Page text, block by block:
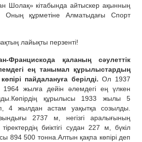
Шолақ» кітабында айтыскер ақынның
Оның құрметіне Алматыдағы Спорт
лайықты перзенті!
қаланың сәулеттік
ең танымал құрылыстардың
пайдалануға берілді. Ол 1937
жылға дейін әлемдегі ең үлкен
құрылысы 1933 жылы 5
4 жылдан астам уақытқа созылды.
2737 м, негізгі аралығының
биіктігі судан 227 м, бүкіл
894 500 тонна.Алтын қақпа көпірі деп